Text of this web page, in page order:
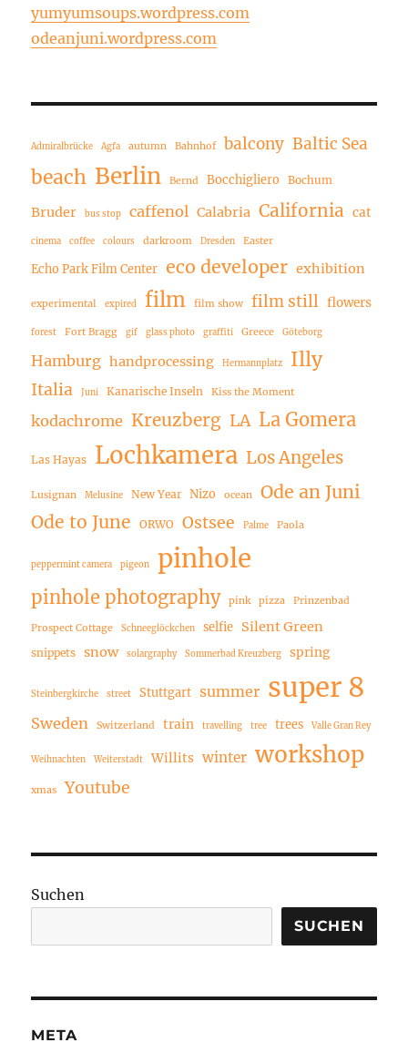
yumyumsoups.wordpress.com
odeanjuni.wordpress.com
Admiralbrücke Agfa autumn Bahnhof balcony Baltic Sea
beach Berlin Bernd Bocchigliero Bochum
Bruder bus stop caffenol Calabria California cat
cinema coffee colours darkroom Dresden Easter
Echo Park Film Center eco developer exhibition
experimental expired film film show film still flowers
forest Fort Bragg gif glass photo graffiti Greece Göteborg
Hamburg handprocessing Hermannplatz Illy
Italia Juni Kanarische Inseln Kiss the Moment
kodachrome Kreuzberg LA La Gomera
Las Hayas Lochkamera Los Angeles
Lusignan Melusine New Year Nizo ocean
Ode an Juni
Ode to June
ORWO Ostsee Palme Paola
peppermint camera pigeon pinhole
pinhole photography pink pizza Prinzenbad
Prospect Cottage Schneeglöckchen selfie Silent Green
snippets snow solargraphy Sommerbad Kreuzberg spring
Steinbergkirche street Stuttgart summer super 8
Sweden Switzerland train travelling tree trees Valle Gran Rey
Weihnachten Weiterstadt Willits winter workshop
xmas Youtube
Suchen
SUCHEN
META